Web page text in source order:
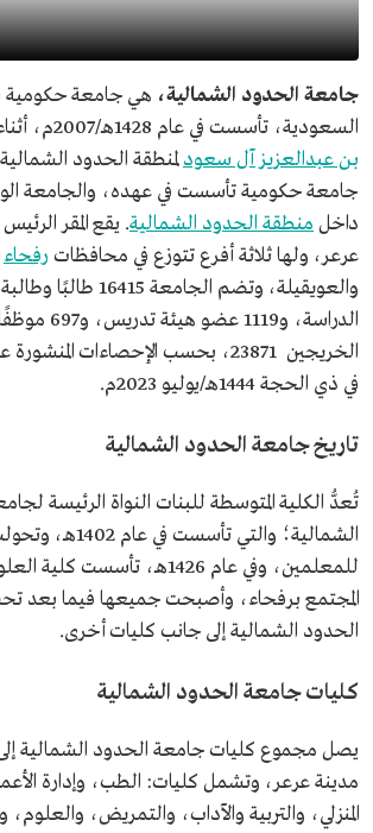
جامعة الحدود الشمالية، هي جامعة حكومية
السعودية، تأسست في عام 1428هـ/2007م، أثناء زيارة
بن عبدالعزيز آل سعود
جامعة حكومية تأسست في عهده، والجامعة
داخل منطقة الحدود الشمالية. يقع المقر
عرعر، ولها ثلاثة أفرع تتوزع في محافظات رفحاء
والعويقيلة، وتضم الجامعة
الدراسة،
الخريجين 23871، بحسب الإحصاءات
في ذي الحجة 1444هـ/يوليو 2023م.
تاريخ جامعة الحدود الشمالية
تُعدُّ الكلية المتوسطة للبنات النواة الرئيسة
الشمالية؛ والتي
للمعلمين، وفي عام 1426هـ، تأسست
المجتمع برفحاء، وأصبحت جميعها فيما بعد
الحدود الشمالية إلى جانب كليات أخرى.
كليات جامعة الحدود الشمالية
مدينة عرعر، وتشمل كليات: الطب، وإدارة
المنزلي، والتربية والآداب، والتمريض، والعلوم،